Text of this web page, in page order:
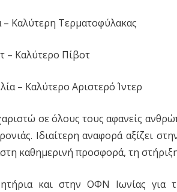
Καλύτερη Τερματοφύλακας
– Καλύτερο Πίβοτ
– Καλύτερο Αριστερό Ίντερ
σε όλους τους αφανείς
Ιδιαίτερη αναφορά αξίζει
καθημερινή προσφορά, τη
και στην ΟΦΝ Ιωνίας για